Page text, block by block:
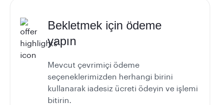
Bekletmek için ödeme
yapın
Mevcut çevrimiçi ödeme
seçeneklerimizden herhangi birini
kullanarak iadesiz ücreti ödeyin ve işlemi
bitirin.